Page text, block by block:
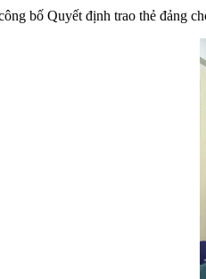
bố Quyết định trao thẻ đảng